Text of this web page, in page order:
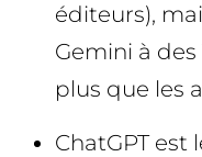
éditeurs),
Gemini à des
plus que les
ChatGPT est